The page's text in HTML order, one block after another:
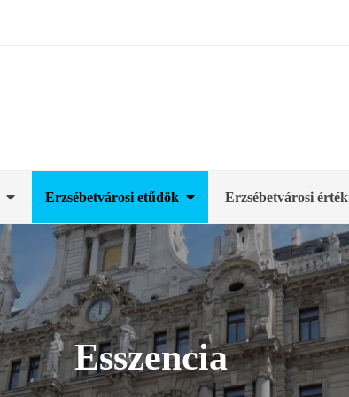
Erzsébetvárosi etűdök Erzsébetvárosi
Esszencia